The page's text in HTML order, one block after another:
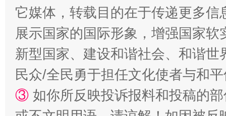
国家大学科技园优化重塑工作
它媒体，转载目的在于传递更多
展示国家的国际形象，增强国家
新型国家、建设和谐社会、和谐
民众/全民勇于担任文化使者与和
③ 如你所反映投诉报料和投稿的